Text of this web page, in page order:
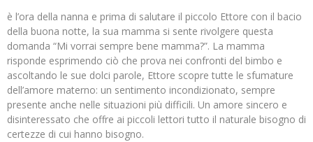
è l’ora della nanna e prima di salutare il piccolo Ettore con il bacio
della buona notte, la sua mamma si sente rivolgere questa
domanda “Mi vorrai sempre bene mamma?”. La mamma
risponde esprimendo ciò che prova nei confronti del bimbo e
ascoltando le sue dolci parole, Ettore scopre tutte le sfumature
dell’amore materno: un sentimento incondizionato, sempre
presente anche nelle situazioni più difficili. Un amore sincero e
disinteressato che offre ai piccoli lettori tutto il naturale bisogno di
certezze di cui hanno bisogno.